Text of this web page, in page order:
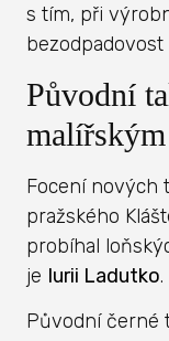
s tím, při
Původní
Focení nových
pražského
probíhal
je Iurii Ladutko.
Původní černé